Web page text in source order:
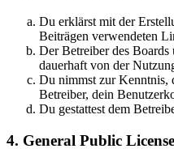
Du erklärst mit der
Beiträgen verwendeten
Der Betreiber des
dauerhaft von der
Du nimmst zur Kenntnis,
Betreiber, dein
Du gestattest dem
4. General Public License